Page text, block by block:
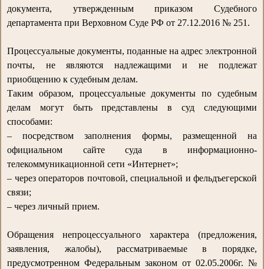
документа, утвержденным приказом Судебного
департамента при Верховном Суде РФ от 27.12.2016 № 251.
Процессуальные документы, поданные на адрес электронной
почты, не являются надлежащими и не подлежат
приобщению к судебным делам.
Таким образом, процессуальные документы по судебным
делам могут быть представлены в суд следующими
способами:
– посредством заполнения формы, размещенной на
официальном сайте суда в информационно-
телекоммуникационной сети «Интернет»;
– через операторов почтовой, специальной и фельдъегерской
связи;
– через личный прием.
Обращения непроцессуального характера (предложения,
заявления, жалобы), рассматриваемые в порядке,
предусмотренном Федеральным законом от 02.05.2006г. №